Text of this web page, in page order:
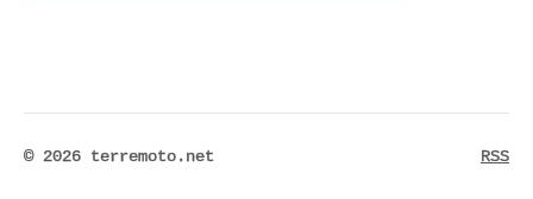
© 2026 terremoto.net RSS